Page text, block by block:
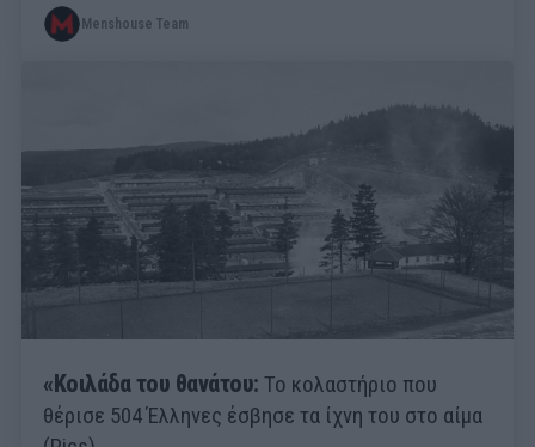
Menshouse Team
«Κοιλάδα του θανάτου: Το κολαστήριο που
θέρισε 504 Έλληνες έσβησε τα ίχνη του στο αίμα